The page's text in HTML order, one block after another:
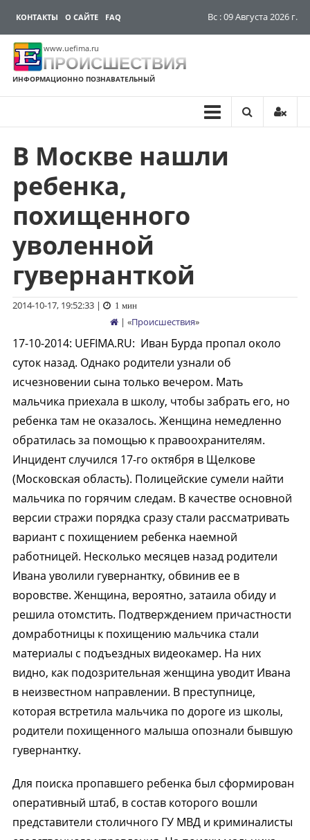
КОНТАКТЫ О САЙТЕ FAQ Вс : 09 Августа 2026 г.
www.uefima.ru
ПРОИСШЕСТВИЯ
ИНФОРМАЦИОННО ПОЗНАВАТЕЛЬНЫЙ
Перейти
содержимому
В Москве нашли
ребенка,
похищенного
уволенной
гувернанткой
2014-10-17, 19:52:33| 1 мин
| «Происшествия»
17-10-2014: UEFIMA.RU: Иван Бурда пропал около
суток назад. Однако родители узнали об
исчезновении сына только вечером. Мать
мальчика приехала в школу, чтобы забрать его, но
ребенка там не оказалось. Женщина немедленно
обратилась за помощью к правоохранителям.
Инцидент случился 17-го октября в Щелкове
(Московская область). Полицейские сумели найти
мальчика по горячим следам. В качестве основной
версии стражи порядка сразу стали рассматривать
вариант с похищением ребенка наемной
работницей. Несколько месяцев назад родители
Ивана уволили гувернантку, обвинив ее в
воровстве. Женщина, вероятно, затаила обиду и
решила отомстить. Подтверждением причастности
домработницы к похищению мальчика стали
материалы с подъездных видеокамер. На них
видно, как подозрительная женщина уводит Ивана
в неизвестном направлении. В преступнице,
которая встретила мальчика по дороге из школы,
родители похищенного малыша опознали бывшую
гувернантку.
Для поиска пропавшего ребенка был сформирован
оперативный штаб, в состав которого вошли
представители столичного ГУ МВД и криминалисты